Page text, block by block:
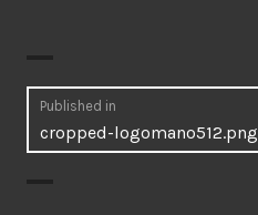
Navegación
de
Published in
cropped-logomano512.png